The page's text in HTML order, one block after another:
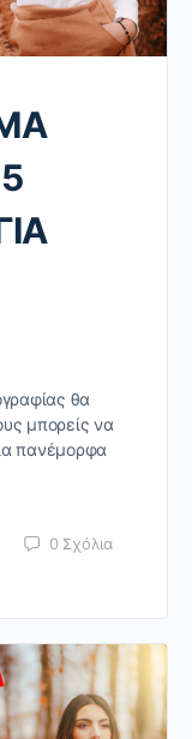
θα
μπορείς να
πανέμορφα
0 Σχόλια